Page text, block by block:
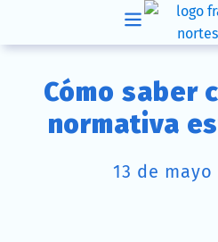
Cómo saber
normativa
13 de mayo